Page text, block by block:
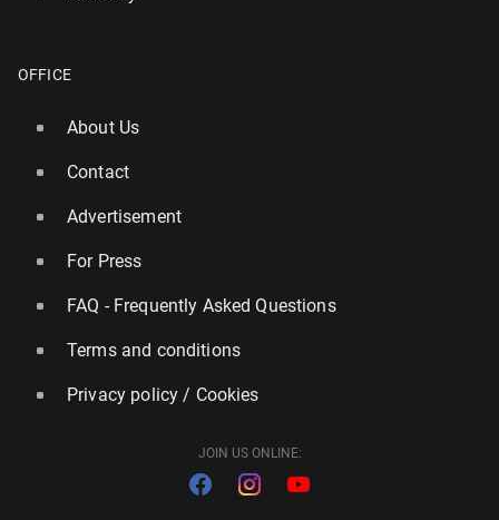
OFFICE
About Us
Contact
Advertisement
For Press
FAQ - Frequently Asked Questions
Terms and conditions
Privacy policy / Cookies
JOIN US ONLINE: